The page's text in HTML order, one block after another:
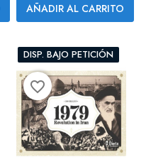
AÑADIR AL CARRITO
DISP. BAJO PETICIÓN
favorite_border